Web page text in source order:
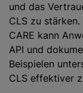
und das
CLS zu stärken.
CARE kann
API und
Beispielen
CLS effektiver